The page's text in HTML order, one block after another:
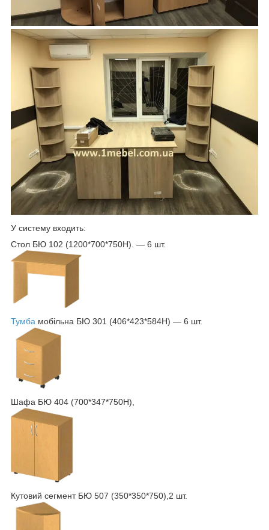
У систему входить:
Стол БЮ 102 (1200*700*750Н). — 6 шт.
Тумба мобільна БЮ 301 (406*423*584Н) — 6 шт.
Шафа БЮ 404 (700*347*750Н),
Кутовий сегмент БЮ 507 (350*350*750),2 шт.